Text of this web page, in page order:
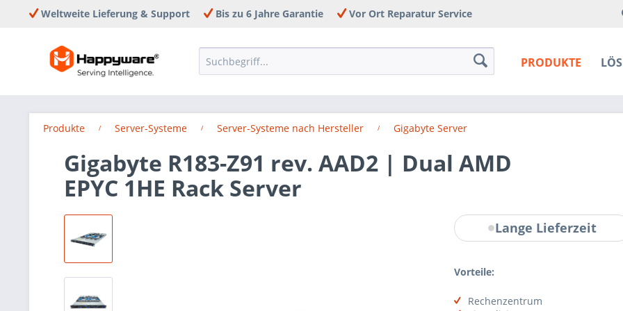
Weltweite Lieferung & Support Bis zu 6 Jahre Garantie Vor Ort Reparatur Service
PRODUKTE
Produkte Server-Systeme Server-Systeme nach Hersteller Gigabyte Server
Gigabyte R183-Z91 rev. AAD2 | Dual AMD
EPYC 1HE Rack Server
Lange Lieferzeit
Vorteile:
Rechenzentrum